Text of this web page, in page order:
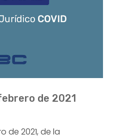
de 2021
de 2021, de la